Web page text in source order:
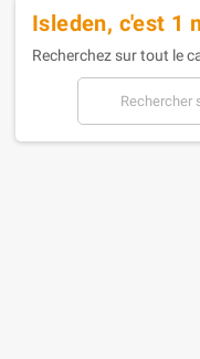
Isleden, c'est 1
Recherchez sur tout le